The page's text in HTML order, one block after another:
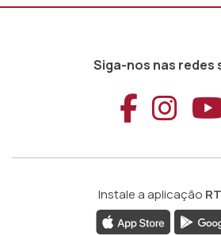
Siga-nos nas redes
Instale a aplicação